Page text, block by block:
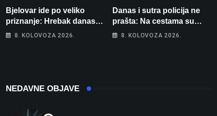
Bjelovar ide po veliko
priznanje: Hrebak danas u
Parizu predstavlja
8. KOLOVOZA 2026.
Danas i sutra policija ne
prašta: Na cestama su
posebno na meti ovi
8. KOLOVOZA 2026.
NEDAVNE OBJAVE